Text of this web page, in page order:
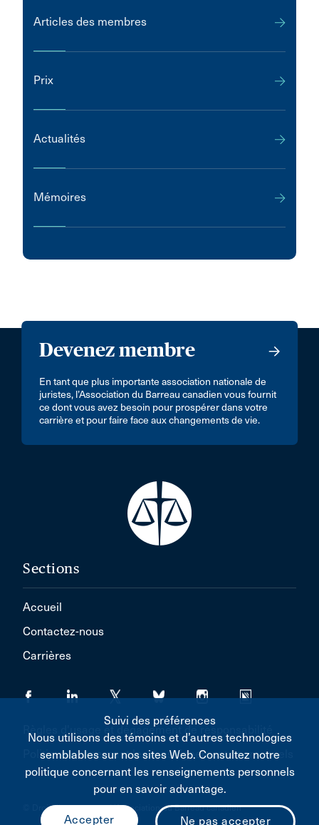
Articles des membres
Prix
Actualités
Mémoires
Devenez membre
En tant que plus importante association nationale de
juristes, l’Association du Barreau canadien vous fournit
ce dont vous avez besoin pour prospérer dans votre
carrière et pour faire face aux changements de vie.
Sections
Accueil
Contactez-nous
Carrières
Règles d'usage et dégagement de responsabilité
Politique concernant les renseignements personnels
© Droit d'auteur 2026 L'Association du Barreau canadien
Suivi des préférences
Nous utilisons des témoins et d’autres technologies
semblables sur nos sites Web. Consultez notre
politique concernant les renseignements personnels
pour en savoir advantage.